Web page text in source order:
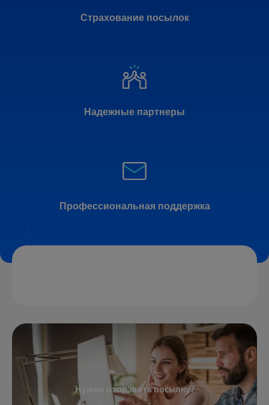
Страхование посылок
Надежные партнеры
Профессиональная поддержка
Нужно отправить посылку?